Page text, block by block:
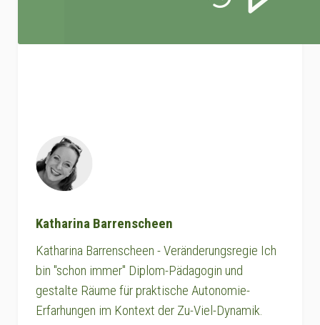
Katharina Barrenscheen
Katharina Barrenscheen - Veränderungsregie Ich
bin "schon immer" Diplom-Pädagogin und
gestalte Räume für praktische Autonomie-
Erfarhungen im Kontext der Zu-Viel-Dynamik.